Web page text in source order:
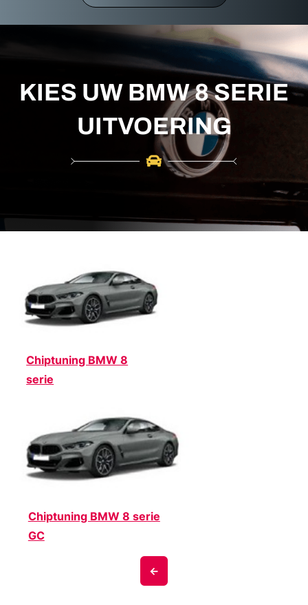
c
KIES UW BMW 8 SERIE
UITVOERING
Chiptuning BMW 8
serie
Chiptuning BMW 8 serie
GC
<-